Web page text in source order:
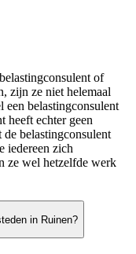
of
zijn ze niet helemaal
een belastingconsulent
heeft echter geen
belastingconsulent
iedereen zich
ze wel hetzelfde werk
in Ruinen?